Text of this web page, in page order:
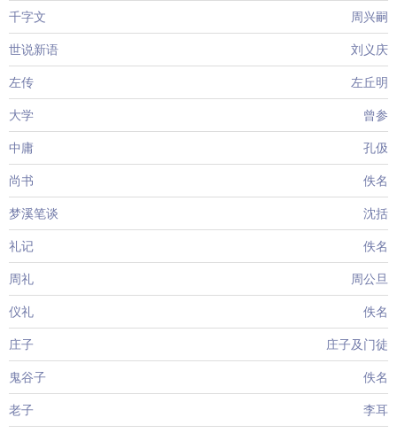
千字文 周兴嗣
世说新语 刘义庆
左传 左丘明
大学 曾参
中庸 孔伋
尚书 佚名
梦溪笔谈 沈括
礼记 佚名
周礼 周公旦
仪礼 佚名
庄子 庄子及门徒
鬼谷子 佚名
老子 李耳